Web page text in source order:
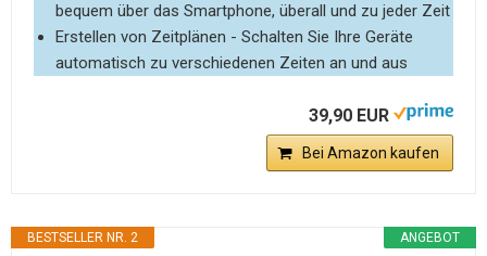
bequem über das Smartphone, überall und zu jeder Zeit
Erstellen von Zeitplänen - Schalten Sie Ihre Geräte
automatisch zu verschiedenen Zeiten an und aus
39,90 EUR
Bei Amazon kaufen
ANGEBOT
BESTSELLER NR. 2